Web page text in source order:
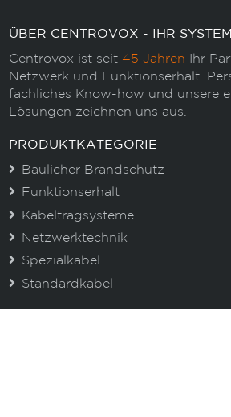
ÜBER CENTROVOX - IHR
Centrovox ist seit 45 Jahren Ihr
Netzwerk und Funktionserhalt.
fachliches Know-how und unsere
Lösungen zeichnen uns aus.
PRODUKTKATEGORIE
Baulicher Brandschutz
Funktionserhalt
Kabeltragsysteme
Netzwerktechnik
Spezialkabel
Standardkabel